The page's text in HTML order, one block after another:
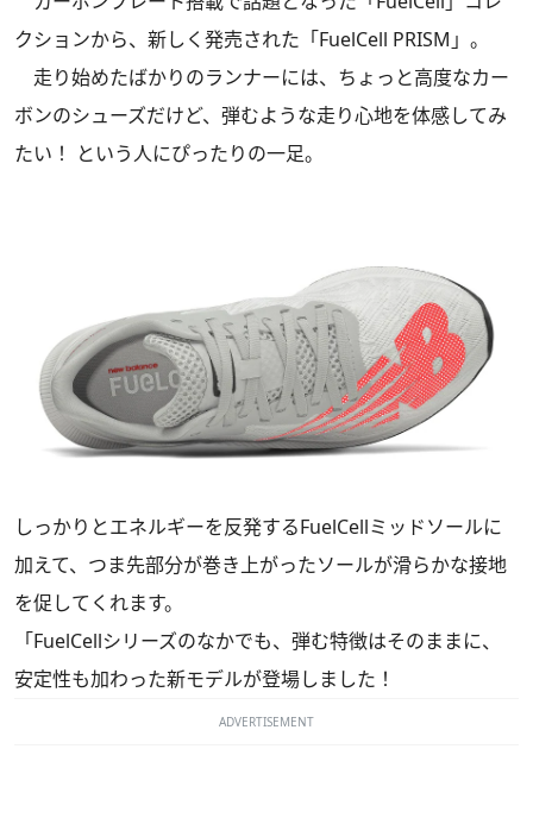
クションから、新しく発売された「FuelCell PRISM」。
走り始めたばかりのランナーには、ちょっと高度なカー
ボンのシューズだけど、弾むような走り心地を体感してみ
たい！ という人にぴったりの一足。
しっかりとエネルギーを反発するFuelCellミッドソールに
加えて、つま先部分が巻き上がったソールが滑らかな接地
を促してくれます。
「FuelCellシリーズのなかでも、弾む特徴はそのままに、
安定性も加わった新モデルが登場しました！
ADVERTISEMENT